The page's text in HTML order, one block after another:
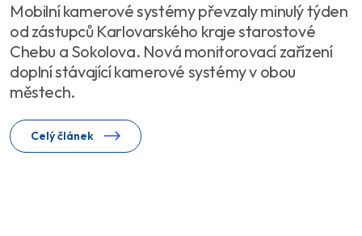
Mobilní kamerové systémy převzaly minulý týden
od zástupců Karlovarského kraje starostové
Chebu a Sokolova. Nová monitorovací zařízení
doplní stávající kamerové systémy v obou
městech.
Celý článek